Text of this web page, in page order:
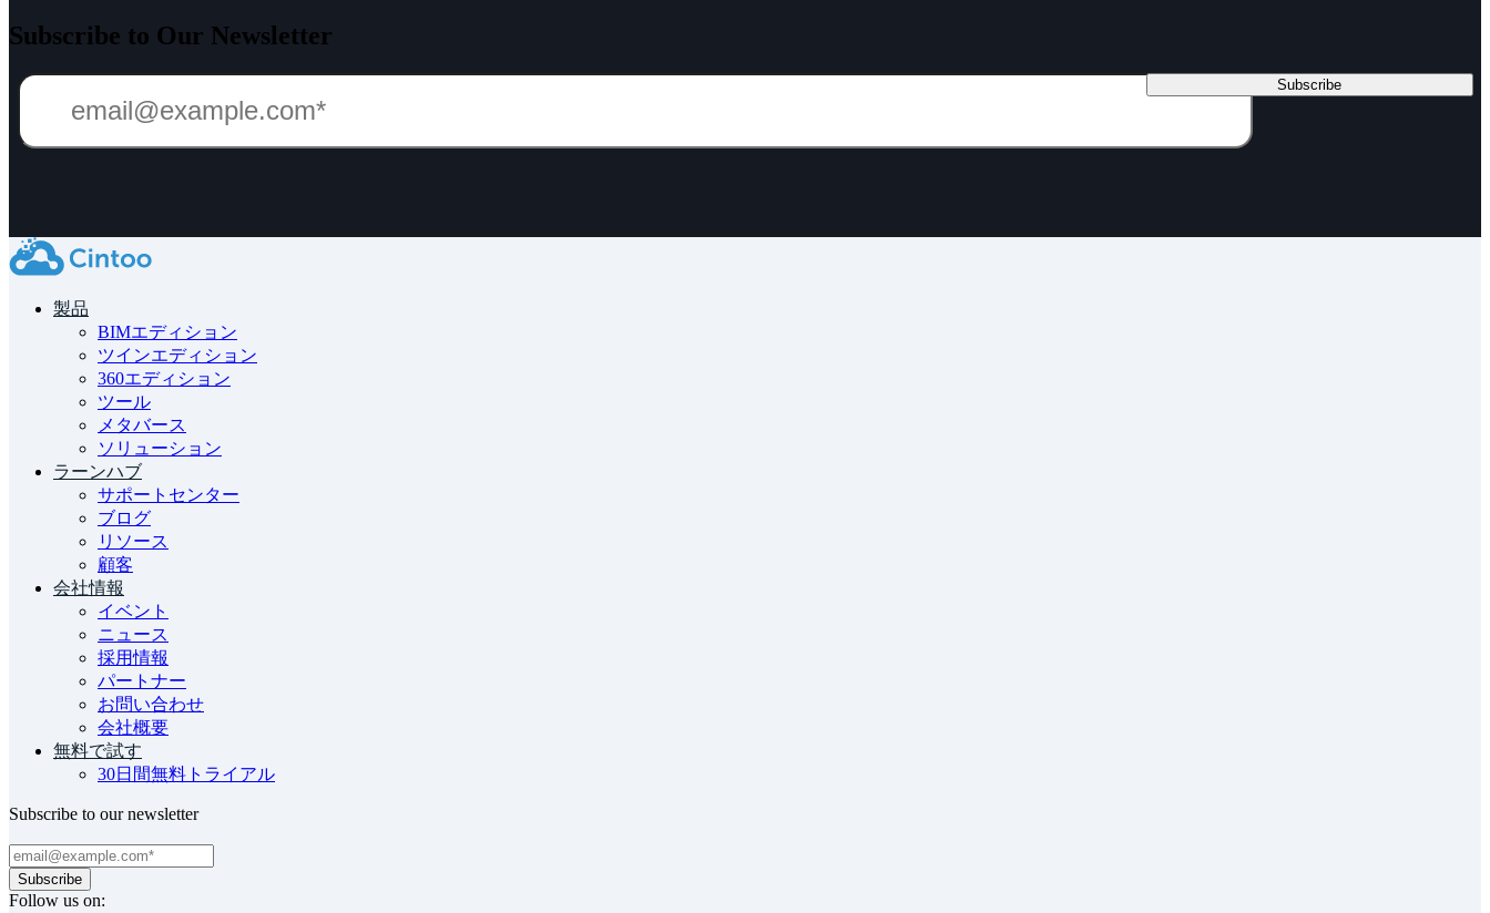
Subscribe to Our Newsletter
製品
BIMエディション
ツインエディション
360エディション
ツール
メタバース
ソリューション
ラーンハブ
サポートセンター
ブログ
リソース
顧客
会社情報
イベント
ニュース
採用情報
パートナー
お問い合わせ
会社概要
無料で試す
30日間無料トライアル
Subscribe to our newsletter
Follow us on: